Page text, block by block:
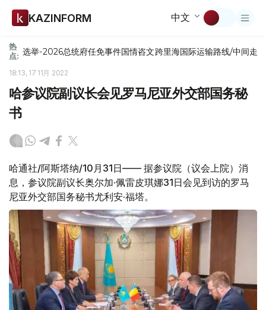
KAZINFORM 中文
热
点: 选举-2026总统府任免事件国情咨文跨里海国际运输路线/中间走廊
18:13, 17 11月 2022
哈参议院副议长会见罗马尼亚外交部国务秘
书
哈通社/阿斯塔纳/10月31日—— 据参议院（议会上院）消
息，参议院副议长奥尔加·佩雷皮琪娜31日会见到访的罗马
尼亚外交部国务秘书尤利安·福塔。